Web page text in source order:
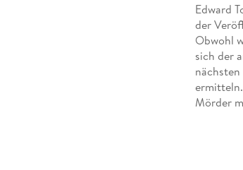
Edward
der
Obwohl
sich der
Mörder